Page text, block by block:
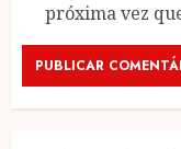
próxima vez